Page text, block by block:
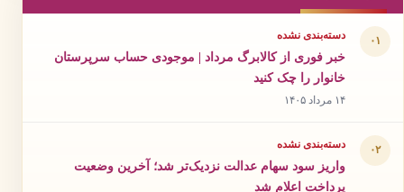
۰۱ دسته‌بندی نشده
خبر فوری از کالابرگ مرداد | موجودی حساب سرپرستان
خانوار را چک کنید
۱۴ مرداد ۱۴۰۵
۰۲ دسته‌بندی نشده
واریز سود سهام عدالت نزدیک‌تر شد؛ آخرین وضعیت
پرداخت اعلام شد